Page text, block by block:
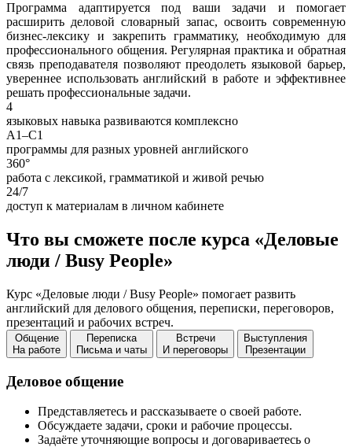
Программа адаптируется под ваши задачи и помогает
расширить деловой словарный запас, освоить современную
бизнес-лексику и закрепить грамматику, необходимую для
профессионального общения. Регулярная практика и обратная
связь преподавателя позволяют преодолеть языковой барьер,
увереннее использовать английский в работе и эффективнее
решать профессиональные задачи.
4
языковых навыка развиваются комплексно
A1–C1
программы для разных уровней английского
360°
работа с лексикой, грамматикой и живой речью
24/7
доступ к материалам в личном кабинете
Что вы сможете после курса «Деловые
люди / Busy People»
Курс «Деловые люди / Busy People» помогает развить
английский для делового общения, переписки, переговоров,
презентаций и рабочих встреч.
Общение
На работе
Переписка
Письма и чаты
Встречи
И переговоры
Выступления
Презентации
Деловое общение
Представляетесь и рассказываете о своей работе.
Обсуждаете задачи, сроки и рабочие процессы.
Задаёте уточняющие вопросы и договариваетесь о